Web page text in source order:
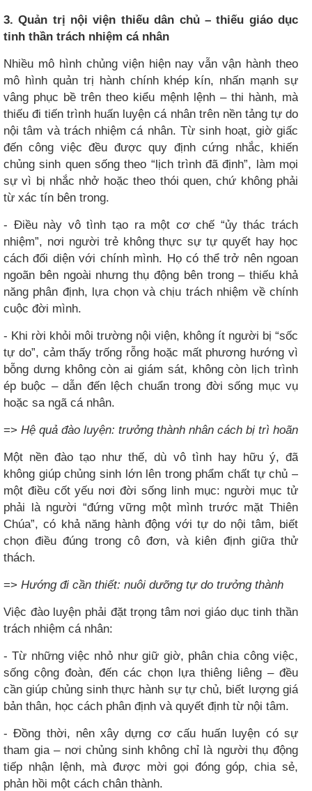
3. Quản trị nội viện thiếu dân chủ – thiếu giáo dục
tinh thần trách nhiệm cá nhân
Nhiều mô hình chủng viện hiện nay vẫn vận hành theo
mô hình quản trị hành chính khép kín, nhấn mạnh sự
vâng phục bề trên theo kiểu mệnh lệnh – thi hành, mà
thiếu đi tiến trình huấn luyện cá nhân trên nền tảng tự do
nội tâm và trách nhiệm cá nhân. Từ sinh hoạt, giờ giấc
đến công việc đều được quy định cứng nhắc, khiến
chủng sinh quen sống theo “lịch trình đã định”, làm mọi
sự vì bị nhắc nhở hoặc theo thói quen, chứ không phải
từ xác tín bên trong.
- Điều này vô tình tạo ra một cơ chế “ủy thác trách
nhiệm”, nơi người trẻ không thực sự tự quyết hay học
cách đối diện với chính mình. Họ có thể trở nên ngoan
ngoãn bên ngoài nhưng thụ động bên trong – thiếu khả
năng phân định, lựa chọn và chịu trách nhiệm về chính
cuộc đời mình.
- Khi rời khỏi môi trường nội viện, không ít người bị “sốc
tự do”, cảm thấy trống rỗng hoặc mất phương hướng vì
bỗng dưng không còn ai giám sát, không còn lịch trình
ép buộc – dẫn đến lệch chuẩn trong đời sống mục vụ
hoặc sa ngã cá nhân.
=> Hệ quả đào luyện: trưởng thành nhân cách bị trì hoãn
Một nền đào tạo như thế, dù vô tình hay hữu ý, đã
không giúp chủng sinh lớn lên trong phẩm chất tự chủ –
một điều cốt yếu nơi đời sống linh mục: người mục tử
phải là người “đứng vững một mình trước mặt Thiên
Chúa”, có khả năng hành động với tự do nội tâm, biết
chọn điều đúng trong cô đơn, và kiên định giữa thử
thách.
=> Hướng đi cần thiết: nuôi dưỡng tự do trưởng thành
Việc đào luyện phải đặt trọng tâm nơi giáo dục tinh thần
trách nhiệm cá nhân:
- Từ những việc nhỏ như giữ giờ, phân chia công việc,
sống cộng đoàn, đến các chọn lựa thiêng liêng – đều
cần giúp chủng sinh thực hành sự tự chủ, biết lượng giá
bản thân, học cách phân định và quyết định từ nội tâm.
- Đồng thời, nên xây dựng cơ cấu huấn luyện có sự
tham gia – nơi chủng sinh không chỉ là người thụ động
tiếp nhận lệnh, mà được mời gọi đóng góp, chia sẻ,
phản hồi một cách chân thành.